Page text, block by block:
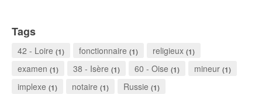
Tags
42 - Loire (1) fonctionnaire (1) religieux (1)
examen (1) 38 - Isère (1) 60 - Oise (1) mineur (1)
implexe (1) notaire (1) Russie (1)